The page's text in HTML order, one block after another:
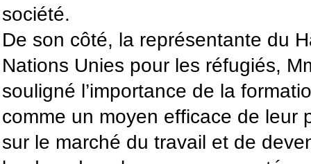
société.
De son côté, la représentante du
Nations Unies pour les réfugiés,
souligné l’importance de la
comme un moyen efficace de leur
sur le marché du travail et de